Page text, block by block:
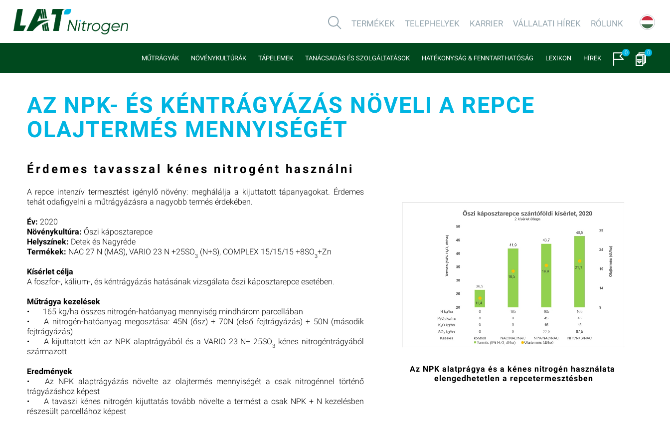
TERMÉKEK TELEPHELYEK KARRIER VÁLLALATI HÍREK RÓLUNK
MŰTRÁGYÁK NÖVÉNYKULTÚRÁK TÁPELEMEK TANÁCSADÁS ÉS SZOLGÁLTATÁSOK HATÉKONYSÁG & FENNTARTHATÓSÁG LEXIKON HÍREK
0 0
AZ NPK- ÉS KÉNTRÁGYÁZÁS NÖVELI A REPCE
OLAJTERMÉS MENNYISÉGÉT
Érdemes tavasszal kénes nitrogént használni
A repce intenzív termesztést igénylő növény: meghálálja a kijuttatott tápanyagokat. Érdemes
tehát odafigyelni a műtrágyázásra a nagyobb termés érdekében.
Év: 2020
Növénykultúra: Őszi káposztarepce
Helyszínek: Detek és Nagyréde
Termékek: NAC 27 N (MAS), VARIO 23 N +25SO3 (N+S), COMPLEX 15/15/15 +8SO3+Zn
Kísérlet célja
A foszfor-, kálium-, és kéntrágyázás hatásának vizsgálata őszi káposztarepce esetében.
Műtrágya kezelések
•
165 kg/ha összes nitrogén-hatóanyag mennyiség mindhárom parcellában
•
A nitrogén-hatóanyag megosztása: 45N (ősz) + 70N (első fejtrágyázás) + 50N (második
fejtrágyázás)
•
A kijuttatott kén az NPK alaptrágyából és a VARIO 23 N+ 25SO3 kénes nitrogéntrágyából
származott
Eredmények
•
Az NPK alaptrágyázás növelte az olajtermés mennyiségét a csak nitrogénnel történő
trágyázáshoz képest
•
A tavaszi kénes nitrogén kijuttatás tovább növelte a termést a csak NPK + N kezelésben
részesült parcellához képest
Az NPK alatprágya és a kénes nitrogén használata
elengedhetetlen a repcetermesztésben